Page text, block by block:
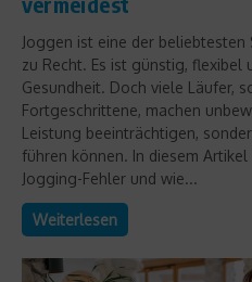
Joggen ist eine der
zu Recht. Es ist günstig,
Gesundheit. Doch viele Läufer,
Fortgeschrittene, machen
Leistung beeinträchtigen,
führen können. In diesem
Jogging-Fehler und wie...
Weiterlesen